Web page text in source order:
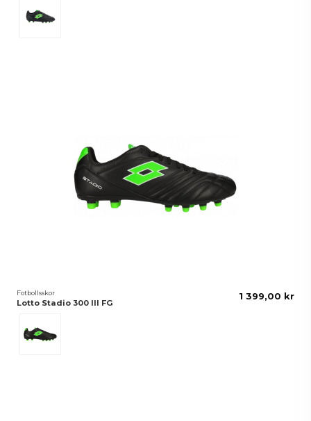
Fotbollsskor
Lotto Stadio 300 III FG
1 399,00 kr